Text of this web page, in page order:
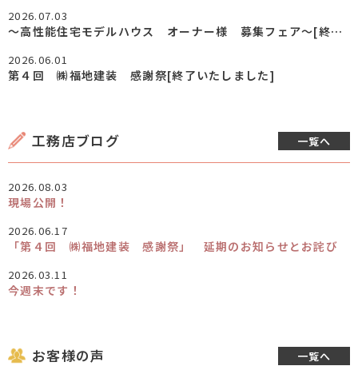
2026.07.03
～高性能住宅モデルハウス オーナー様 募集フェア～[終了いたしました]
2026.06.01
第４回 ㈱福地建装 感謝祭[終了いたしました]
工務店ブログ 一覧へ
2026.08.03
現場公開！
2026.06.17
「第４回 ㈱福地建装 感謝祭」 延期のお知らせとお詫び
2026.03.11
今週末です！
お客様の声 一覧へ